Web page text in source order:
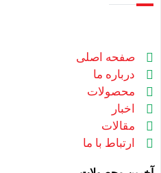
صفحه اصلی
درباره ما
محصولات
اخبار
مقالات
ارتباط با ما